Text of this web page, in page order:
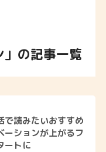
」の記事一覧
で読みたいおすすめ
ーションが上がるフ
ートに